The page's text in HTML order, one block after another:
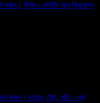
করুন। ভিডিও এডিটিং আর ক্রিয়েশন
করুন। ভয়েস, টোন, গতি—সব